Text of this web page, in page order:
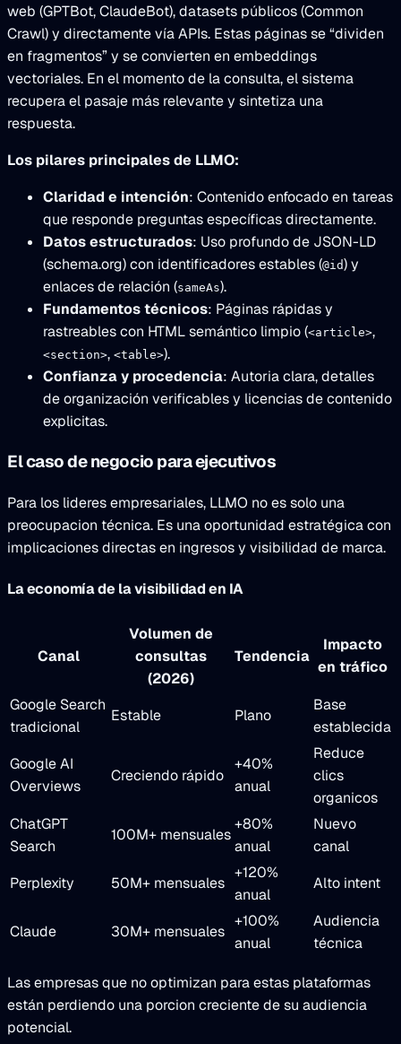
web (GPTBot, ClaudeBot), datasets públicos (Common
Crawl) y directamente vía APIs. Estas páginas se “dividen
en fragmentos” y se convierten en embeddings
vectoriales. En el momento de la consulta, el sistema
recupera el pasaje más relevante y sintetiza una
respuesta.
Los pilares principales de LLMO:
Claridad e intención: Contenido enfocado en tareas
que responde preguntas específicas directamente.
Datos estructurados: Uso profundo de JSON-LD
(schema.org) con identificadores estables (@id) y
enlaces de relación (sameAs).
Fundamentos técnicos: Páginas rápidas y
rastreables con HTML semántico limpio (<article>,
<section>, <table>).
Confianza y procedencia: Autoria clara, detalles
de organización verificables y licencias de contenido
explicitas.
El caso de negocio para ejecutivos
Para los lideres empresariales, LLMO no es solo una
preocupacion técnica. Es una oportunidad estratégica con
implicaciones directas en ingresos y visibilidad de marca.
La economía de la visibilidad en IA
Canal
Volumen de
consultas
(2026)
Tendencia
Impacto
en tráfico
Google Search
tradicional
Estable Plano
Base
establecida
Google AI
Overviews
Creciendo rápido
+40%
anual
Reduce
clics
organicos
ChatGPT
Search
100M+ mensuales
+80%
anual
Nuevo
canal
Perplexity
50M+ mensuales
+120%
anual
Alto intent
Claude 30M+ mensuales
+100%
anual
Audiencia
técnica
Las empresas que no optimizan para estas plataformas
están perdiendo una porcion creciente de su audiencia
potencial.